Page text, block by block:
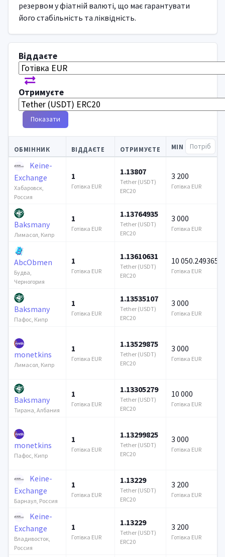
резервом у фіатній валюті, що має гарантувати
його стабільність та ліквідність.
Віддаєте
Отримуєте
Показати
ОБМІННИК ВІДДАЄТЕ ОТРИМУЄТЕ MIN
Keine-
Exchange
Хабаровск,
Россия
1
Готівка EUR
1.13807
Tether (USDT)
ERC20
3 200
Готівка EUR
Baksmany
Лимасол, Кипр
1
Готівка EUR
1.13764935
Tether (USDT)
ERC20
3 000
Готівка EUR
AbcObmen
Будва,
Черногория
1
Готівка EUR
1.13610631
Tether (USDT)
ERC20
10 050.249365
Готівка EUR
Baksmany
Пафос, Кипр
1
Готівка EUR
1.13535107
Tether (USDT)
ERC20
3 000
Готівка EUR
monetkins
Лимасол, Кипр
1
Готівка EUR
1.13529875
Tether (USDT)
ERC20
3 000
Готівка EUR
Baksmany
Тирана, Албания
1
Готівка EUR
1.13305279
Tether (USDT)
ERC20
10 000
Готівка EUR
monetkins
Пафос, Кипр
1
Готівка EUR
1.13299825
Tether (USDT)
ERC20
3 000
Готівка EUR
Keine-
Exchange
Барнаул, Россия
1
Готівка EUR
1.13229
Tether (USDT)
ERC20
3 200
Готівка EUR
Keine-
Exchange
Владивосток,
Россия
1
Готівка EUR
1.13229
Tether (USDT)
ERC20
3 200
Готівка EUR